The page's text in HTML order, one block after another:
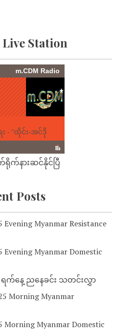
Station
ရိုက်နားဆင်နိုင်ပြီ
Posts
Myanmar Resistance
Myanmar Domestic
က်နေ့ ညနေခင်း သတင်းလွှာ
Morning Myanmar
Morning Myanmar Domestic